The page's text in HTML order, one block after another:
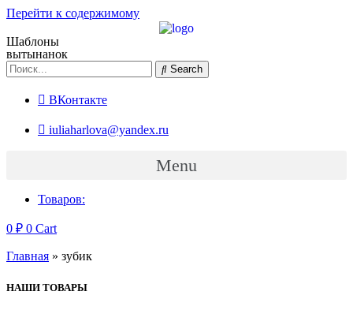
Перейти к содержимому
Шаблоны
вытынанок
Search
ВКонтакте
iuliaharlova@yandex.ru
Menu
Товаров:
0 ₽ 0 Cart
Главная » зубик
НАШИ ТОВАРЫ